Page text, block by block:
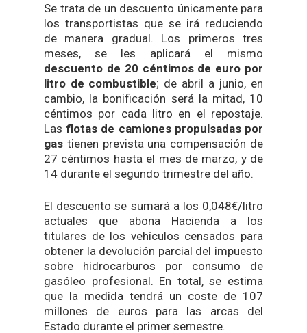
Se trata de un descuento únicamente para
los transportistas que se irá reduciendo
de manera gradual. Los primeros tres
meses, se les aplicará el mismo
descuento de 20 céntimos de euro por
litro de combustible; de abril a junio, en
cambio, la bonificación será la mitad, 10
céntimos por cada litro en el repostaje.
Lasflotas de camiones propulsadas por
gas tienen prevista una compensación de
27 céntimos hasta el mes de marzo, y de
14 durante el segundo trimestre del año.
El descuento se sumará a los 0,048€/litro
actuales que abona Hacienda a los
titulares de los vehículos censados para
obtener la devolución parcial del impuesto
sobre hidrocarburos por consumo de
gasóleo profesional. En total, se estima
que la medida tendrá un coste de 107
millones de euros para las arcas del
Estado durante el primer semestre.